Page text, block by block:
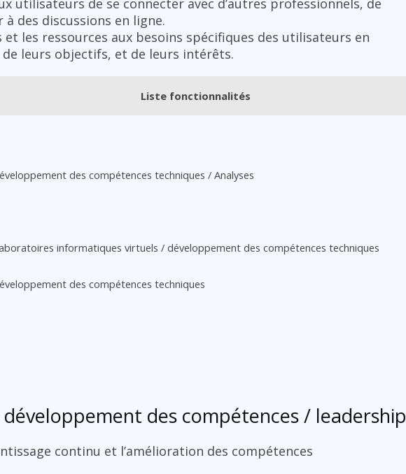
utilisateurs de se connecter avec d’autres professionnels, de
des discussions en ligne.
les ressources aux besoins spécifiques des utilisateurs en
leurs objectifs, et de leurs intérêts.
Liste fonctionnalités
des compétences techniques / Analyses
informatiques virtuels / développement des compétences techniques
des compétences techniques
développement des compétences / leadership
continu et l’amélioration des compétences